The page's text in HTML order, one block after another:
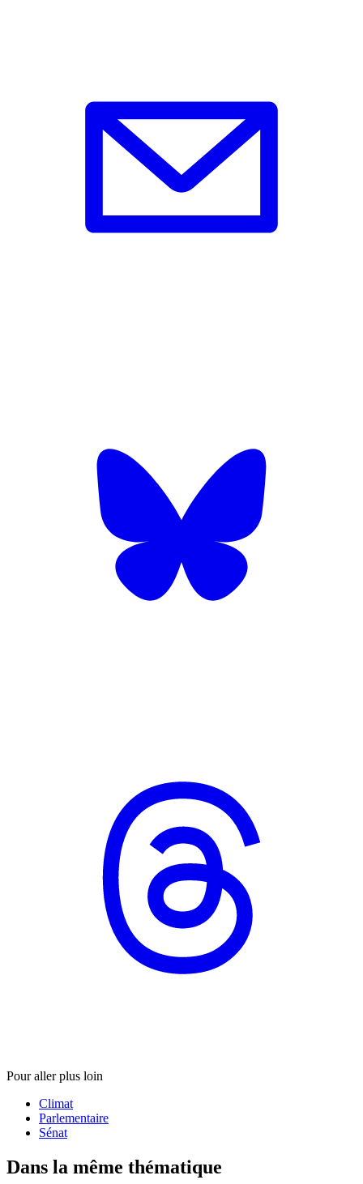
Pour aller plus loin
Climat
Parlementaire
Sénat
Dans la même thématique